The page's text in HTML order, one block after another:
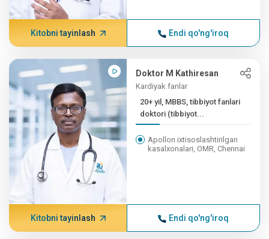
Kitobni tayinlash Endi qo'ng'iroq
Doktor M Kathiresan
Kardiyak fanlar
20+ yil, MBBS, tibbiyot fanlari
doktori (tibbiyot...
Apollon ixtisoslashtirilgan
kasalxonalari, OMR, Chennai
Kitobni tayinlash Endi qo'ng'iroq